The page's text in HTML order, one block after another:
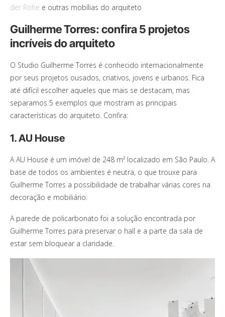
der Rohe e outras mobílias do arquiteto
Guilherme Torres: confira 5 projetos
incríveis do arquiteto
O Studio Guilherme Torres é conhecido internacionalmente
por seus projetos ousados, criativos, jovens e urbanos. Fica
até difícil escolher aqueles que mais se destacam, mas
separamos 5 exemplos que mostram as principais
características do arquiteto. Confira:
1. AU House
A AU House é um imóvel de 248 m² localizado em São Paulo. A
base de todos os ambientes é neutra, o que trouxe para
Guilherme Torres a possibilidade de trabalhar várias cores na
decoração e mobiliário.
A parede de policarbonato foi a solução encontrada por
Guilherme Torres para preservar o hall e a parte da sala de
estar sem bloquear a claridade.